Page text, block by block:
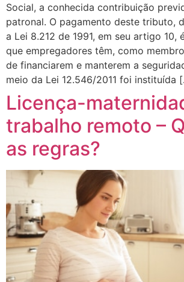
Social, a conhecida contribuição
patronal. O pagamento deste tributo,
a Lei 8.212 de 1991, em seu artigo 10,
que empregadores têm, como
de financiarem e manterem a
meio da Lei 12.546/2011 foi instituída
Licença-
trabalho remoto –
as regras?